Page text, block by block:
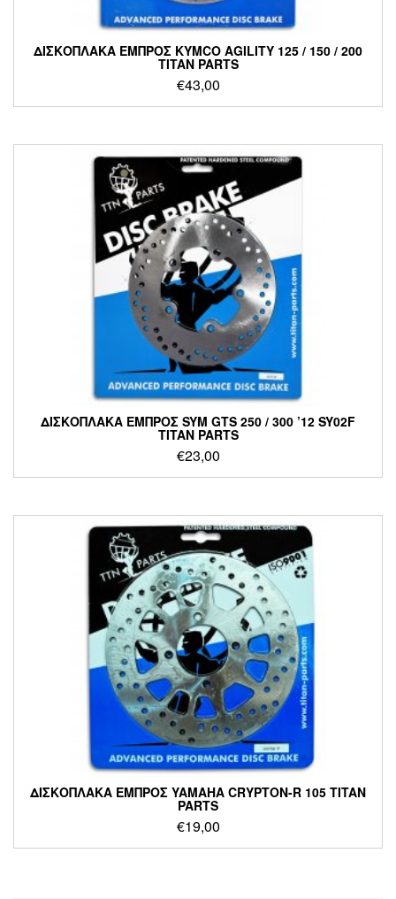
ΔΙΣΚΟΠΛΑΚΑ ΕΜΠΡΟΣ KYMCO AGILITY 125 / 150 / 200
TITAN PARTS
€43,00
ΔΙΣΚΟΠΛΑΚΑ ΕΜΠΡΟΣ SYM GTS 250 / 300 ’12 SY02F
TITAN PARTS
€23,00
ΔΙΣΚΟΠΛΑΚΑ ΕΜΠΡΟΣ YAMAHA CRYPTON-R 105 TITAN
PARTS
€19,00